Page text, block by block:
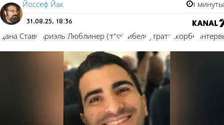
Йоссеф Йак 1 минуты
31.08.25, 18:36
Дана Стави Ариэль Люблинер (הי"ד) гибель утрата скорбь